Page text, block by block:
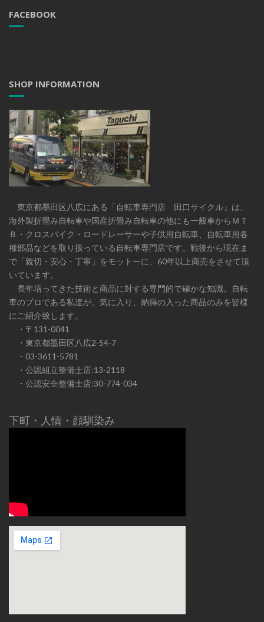
FACEBOOK
SHOP INFORMATION
東京都墨田区八広にある「自転車専門店 田口サイクル」は、
海外製折畳み自転車や国産折畳み自転車の他にも一般車からＭＴ
Ｂ・クロスバイク・ロードレーサーや子供用自転車、自転車用各
種部品などを取り扱っている自転車専門店です。戦後から現在ま
で「親切・安心・丁寧」をモットーに、60年以上商売をさせて頂
いています。
長年培ってきた技術と商品に対する専門的で確かな知識。自転
車のプロである私達が、気に入り、納得の入った商品のみを皆様
にご紹介致します。
・〒131-0041
・東京都墨田区八広2-54-7
・03-3611-5781
・公認組立整備士店:13-2118
・公認安全整備士店:30-774-034
下町・人情・顔馴染み